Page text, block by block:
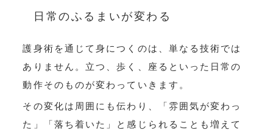
日常のふるまいが変わる
護身術を通じて身につくのは、単なる技術では
ありません。立つ、歩く、座るといった日常の
動作そのものが変わっていきます。
その変化は周囲にも伝わり、「雰囲気が変わっ
た」「落ち着いた」と感じられることも増えて